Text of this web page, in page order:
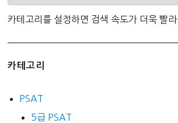
카테고리를 설정하면 검색 속도가 더욱 빨라
카테고리
PSAT
5급 PSAT